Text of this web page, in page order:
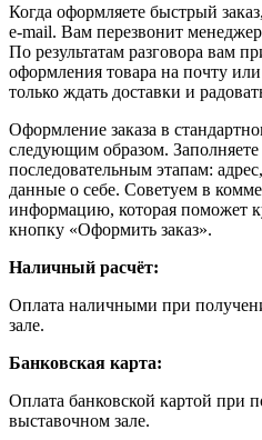
Когда оформляете быстрый
e-mail. Вам перезвонит
По результатам разговора вам
оформления товара на почту
только ждать доставки и
Оформление заказа в
следующим образом.
последовательным этапам:
данные о себе. Советуем в
информацию, которая поможет
кнопку «Оформить заказ».
Наличный расчёт:
Оплата наличными при
зале.
Банковская карта:
Оплата банковской картой при
выставочном зале.